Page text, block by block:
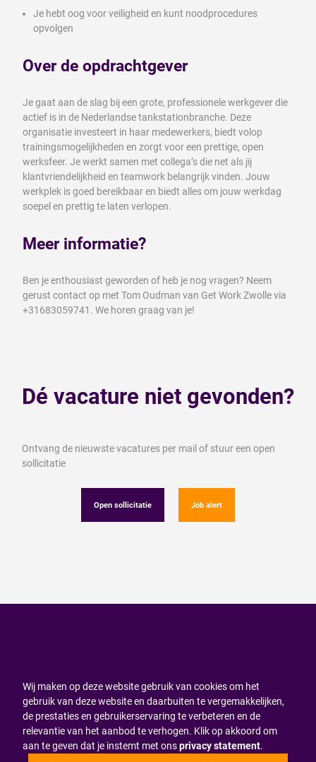
Je hebt oog voor veiligheid en kunt noodprocedures
opvolgen
Over de opdrachtgever
Je gaat aan de slag bij een grote, professionele werkgever die
actief is in de Nederlandse tankstationbranche. Deze
organisatie investeert in haar medewerkers, biedt volop
trainingsmogelijkheden en zorgt voor een prettige, open
werksfeer. Je werkt samen met collega’s die net als jij
klantvriendelijkheid en teamwork belangrijk vinden. Jouw
werkplek is goed bereikbaar en biedt alles om jouw werkdag
soepel en prettig te laten verlopen.
Meer informatie?
Ben je enthousiast geworden of heb je nog vragen? Neem
gerust contact op met Tom Oudman van Get Work Zwolle via
+31683059741. We horen graag van je!
Dé vacature niet gevonden?
Ontvang de nieuwste vacatures per mail of stuur een open
sollicitatie
Open sollicitatie Job alert
Wij maken op deze website gebruik van cookies om het
gebruik van deze website en daarbuiten te vergemakkelijken,
de prestaties en gebruikerservaring te verbeteren en de
relevantie van het aanbod te verhogen. Klik op akkoord om
aan te geven dat je instemt met onsprivacy statement.